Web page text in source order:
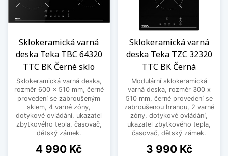
Sklokeramická varná
deska Teka TBC 64320
TTC BK Černé sklo
Sklokeramická varná deska,
rozměr 600 x 510 mm, černé
provedení se zabroušeným
sklem, 4 varné zóny,
dotykové ovládání, ukazatel
zbytkového tepla, časovač,
dětský zámek.
Cena
4 990 Kč
Sklokeramická varná
deska Teka TZC 32320
TTC BK Černá
Modulární sklokeramická
varná deska, rozměr 300 x
510 mm, černé provedení se
zabroušenou hranou, 2 varné
zóny, dotykové ovládání,
ukazatel zbytkového tepla,
časovač, dětský zámek.
Cena
3 990 Kč